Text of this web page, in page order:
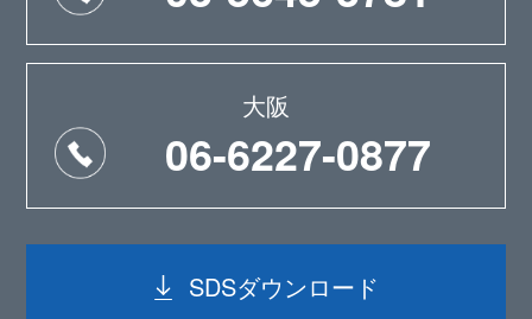
大阪
06-6227-0877
SDSダウンロード